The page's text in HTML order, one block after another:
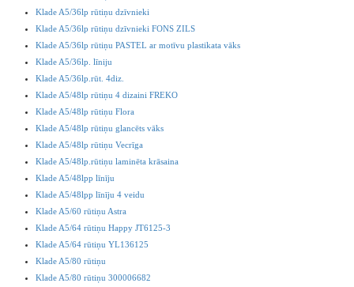
Klade A5/36lp rūtiņu dzīvnieki
Klade A5/36lp rūtiņu dzīvnieki FONS ZILS
Klade A5/36lp rūtiņu PASTEL ar motīvu plastikata vāks
Klade A5/36lp. līniju
Klade A5/36lp.rūt. 4diz.
Klade A5/48lp rūtiņu 4 dizaini FREKO
Klade A5/48lp rūtiņu Flora
Klade A5/48lp rūtiņu glancēts vāks
Klade A5/48lp rūtiņu Vecrīga
Klade A5/48lp.rūtiņu laminēta krāsaina
Klade A5/48lpp līnīju
Klade A5/48lpp līnīju 4 veidu
Klade A5/60 rūtiņu Astra
Klade A5/64 rūtiņu Happy JT6125-3
Klade A5/64 rūtiņu YL136125
Klade A5/80 rūtiņu
Klade A5/80 rūtiņu 300006682